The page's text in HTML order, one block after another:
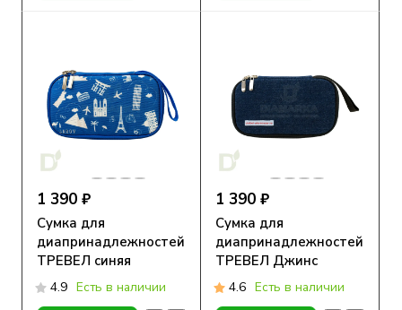
1 390 ₽
Сумка для
диапринадлежностей
ТРЕВЕЛ синяя
4.9 Есть в наличии
1 390 ₽
Сумка для
диапринадлежностей
ТРЕВЕЛ Джинс
4.6 Есть в наличии